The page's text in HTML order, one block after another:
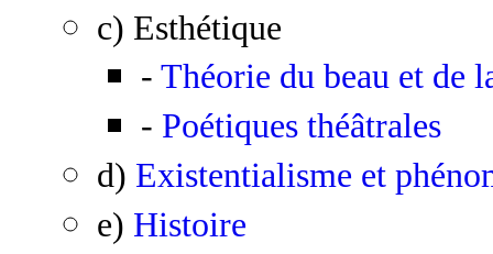
c) Esthétique
- Théorie du beau et de
- Poétiques théâtrales
d) Existentialisme et
e) Histoire